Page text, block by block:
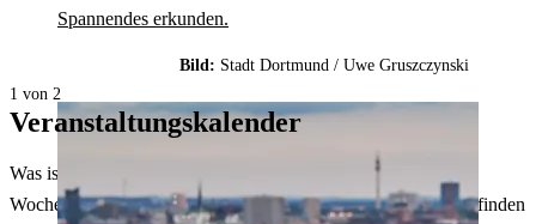
Spannendes erkunden.
Bild: Stadt Dortmund / Uwe Gruszczynski
1 von 2
Veranstaltungskalender
Was ist heute in Dortmund los? Welche Konzerte gibt es am
Wochenende? Im größten Veranstaltungskalender Dortmunds finden